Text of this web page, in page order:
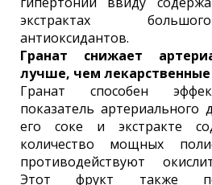
экстрактах
антиоксидантов.
Гранат снижает
лучше, чем
Гранат способен
показатель артериального
его соке и экстракте
количество мощных
противодействуют
Этот фрукт также